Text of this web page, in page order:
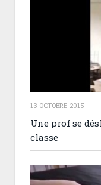
13 OCTOBRE 2015
Une prof se
classe